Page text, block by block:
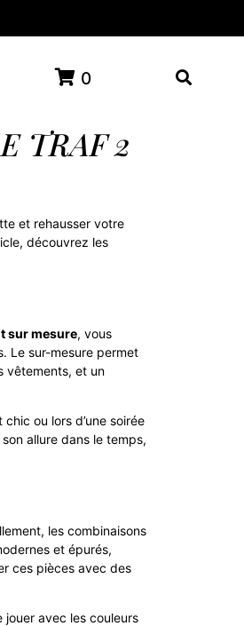
0
TRAF 2
et rehausser votre
découvrez les
sur mesure, vous
Le sur-mesure permet
vêtements, et un
ou lors d’une soirée
allure dans le temps,
les combinaisons
et épurés,
ces pièces avec des
jouer avec les couleurs